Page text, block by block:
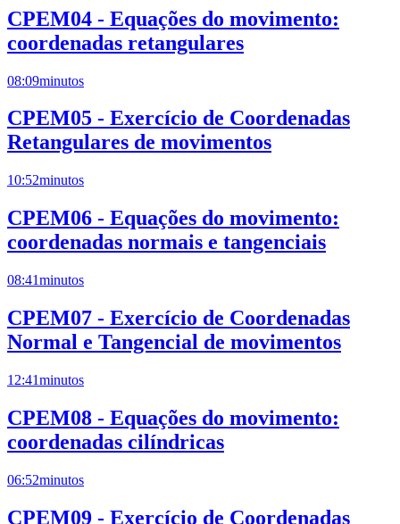
CPEM04 - Equações do movimento:
coordenadas retangulares
08:09minutos
CPEM05 - Exercício de Coordenadas
Retangulares de movimentos
10:52minutos
CPEM06 - Equações do movimento:
coordenadas normais e tangenciais
08:41minutos
CPEM07 - Exercício de Coordenadas
Normal e Tangencial de movimentos
12:41minutos
CPEM08 - Equações do movimento:
coordenadas cilíndricas
06:52minutos
CPEM09 - Exercício de Coordenadas